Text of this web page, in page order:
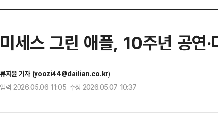
미세스 그린 애플, 10주년 공연
류지윤 기자 (yoozi44@dailian.co.kr)
입력 2026.05.06 11:05 수정 2026.05.07 10:37